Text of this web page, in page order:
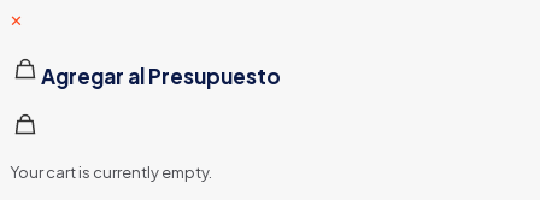
✕
Agregar al Presupuesto
Your cart is currently empty.